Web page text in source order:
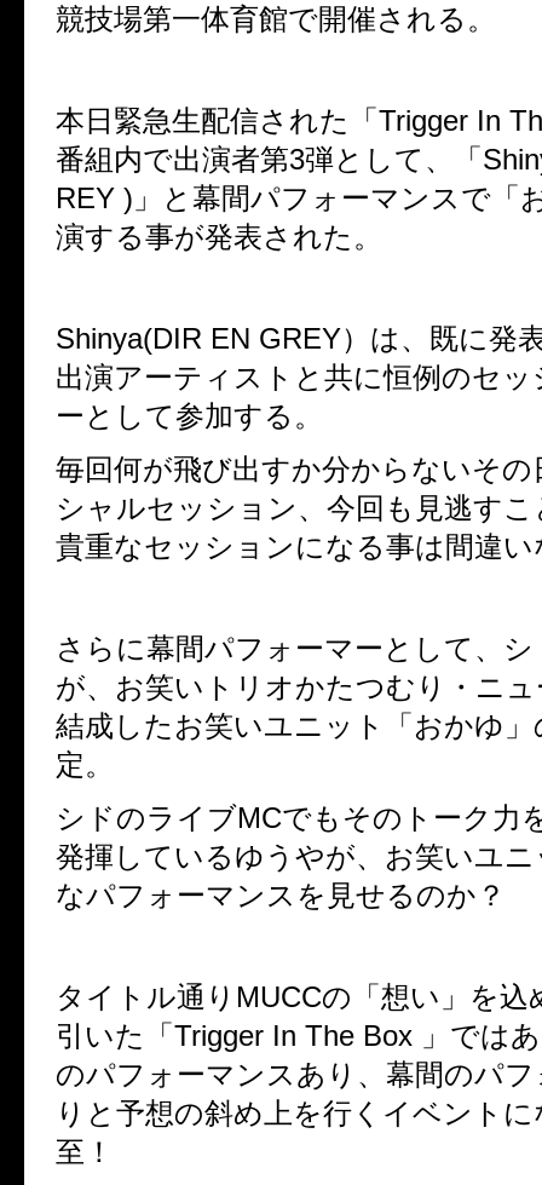
競技場第一体育館で開催される。
本日緊急生配信された「 Trigger In
番組内で出演者第3弾として、 「
REY ) 」と幕間パフォーマンスで「
演する事が発表された。
Shinya(DIR EN GREY）は、既に発
出演アーティストと共に恒例のセ
ーとして参加する。
毎回何が飛び出すか分からないそ
シャルセッション、 今回も見逃す
貴重なセッションになる事は間違い
さらに幕間パフォーマーとして、
が、お笑いトリオかたつむり・ニ
結成した お笑いユニット「おかゆ」
定。
シドのライブMCでもそのトーク力
発揮しているゆうやが、 お笑いユ
なパフォーマンスを見せるのか？
タイトル通り MUCCの「想い」を込
引いた「 Trigger In The Box 」では
のパフォーマンスあり、幕間のパ
りと予想の斜め上を行くイベント
至！